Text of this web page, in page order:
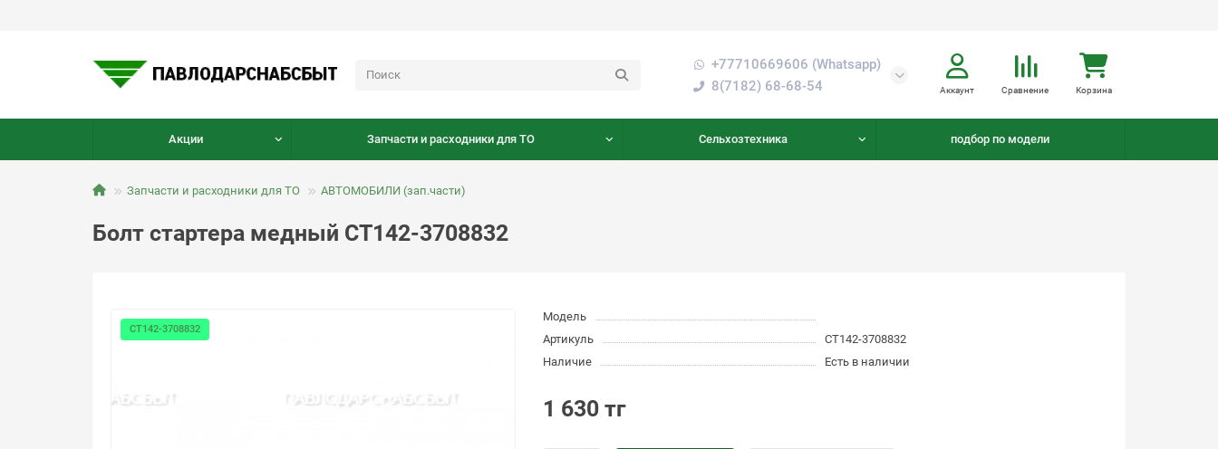
+77710669606 (Whatsapp)
8(7182) 68-68-54
Аккаунт Сравнение Корзина
Акции Запчасти и расходники для ТО Сельхозтехника подбор по модели
Запчасти и расходники для ТО АВТОМОБИЛИ (зап.части)
Болт стартера медный СТ142-3708832
СТ142-3708832
Модель
Артикуль
СТ142-3708832
Наличие
Есть в наличии
1 630 тг